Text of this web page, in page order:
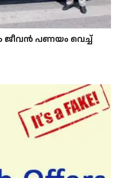
ജീവന്‍ പണയം വെച്ച്